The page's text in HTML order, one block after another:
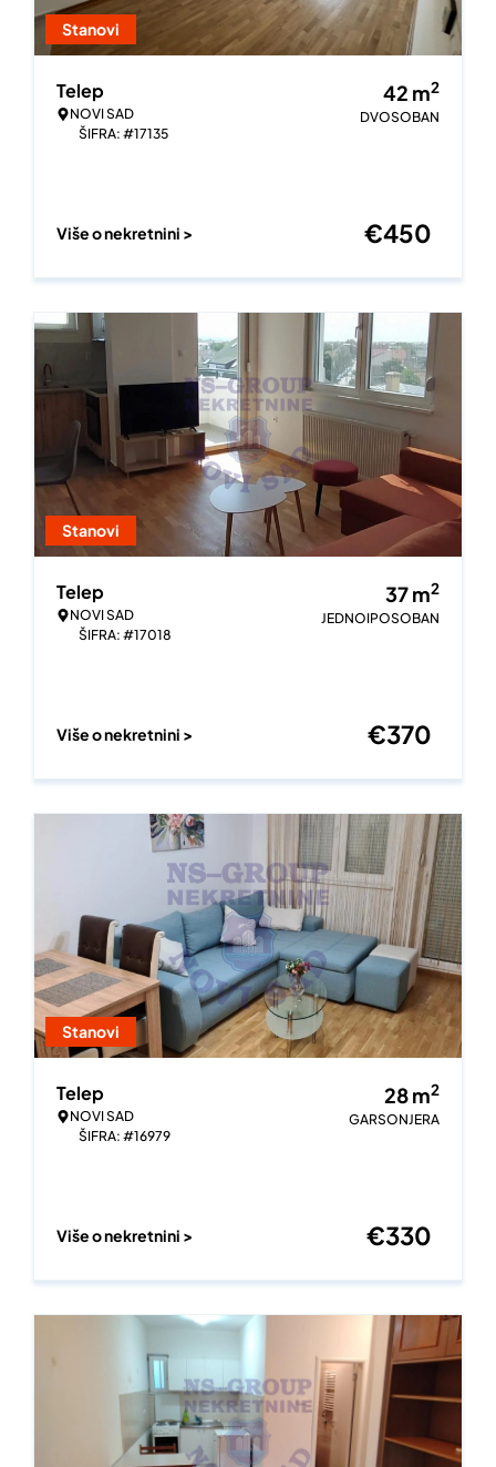
Stanovi
Telep
NOVI SAD
ŠIFRA: #17135
42 m2
DVOSOBAN
Više o nekretnini > €450
Stanovi
Telep
NOVI SAD
ŠIFRA: #17018
37m2
JEDNOIPOSOBAN
Više o nekretnini > €370
Stanovi
Telep
NOVI SAD
ŠIFRA: #16979
28m2
GARSONJERA
Više o nekretnini > €330